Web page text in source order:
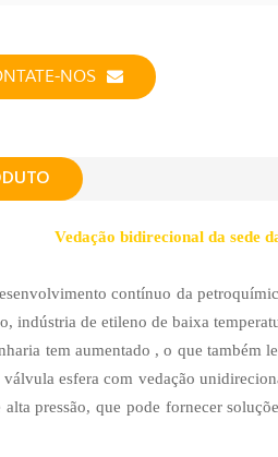
NOS
Vedação bidirecional da sede
contínuo da
indústria de etileno de baixa
tem aumentado , o que também
válvula esfera com vedação
pressão, que pode fornecer